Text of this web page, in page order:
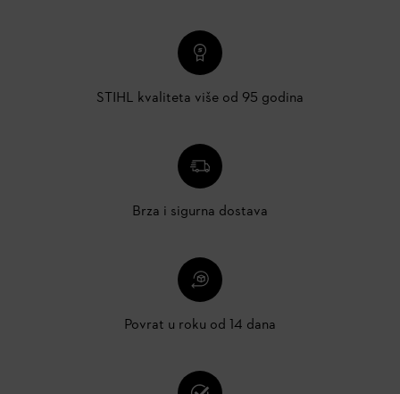
STIHL kvaliteta više od 95 godina
Brza i sigurna dostava
Povrat u roku od 14 dana